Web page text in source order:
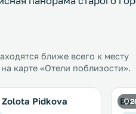
ближе всего к месту
карте «Отели поблизости».
Pidkova